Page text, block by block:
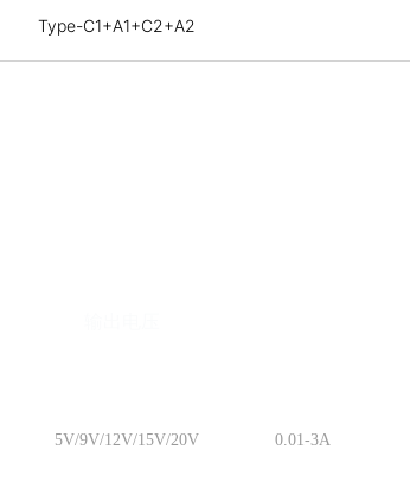
Type-C1+A1+C2+A2
5V/9V/12V/15V/20V 0.01-3A